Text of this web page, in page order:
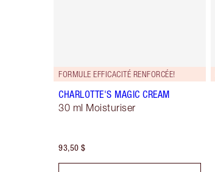
FORMULE EFFICACITÉ RENFORCÉE!
CHARLOTTE'S MAGIC CREAM
30 ml Moisturiser
93,50 $